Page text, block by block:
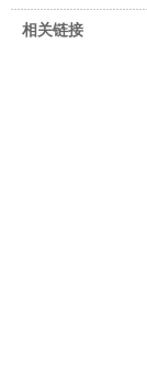
相关链接